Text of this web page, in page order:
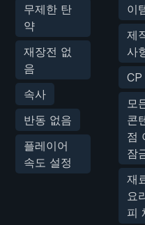
무제한 탄
약
재장전 없
음
속사
반동 없음
플레이어
속도 설정
이
제
사
CP
모
콘
점
잠
재
요
피